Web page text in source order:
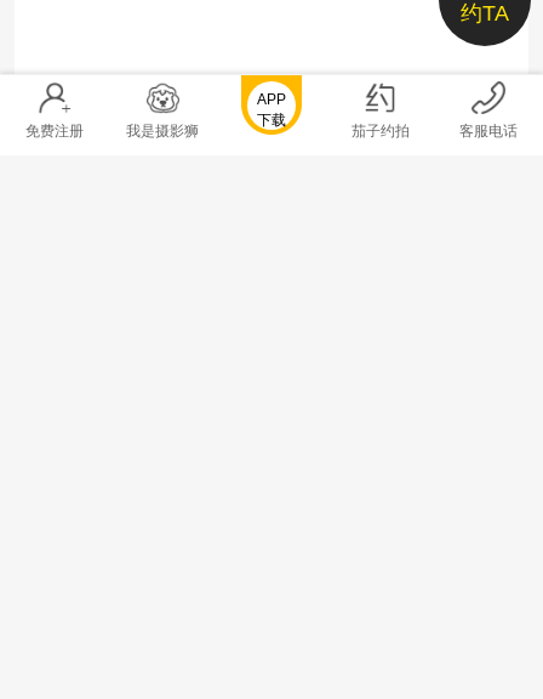
约TA
免费注册 我是摄影狮
APP
下载
茄子约拍 客服电话